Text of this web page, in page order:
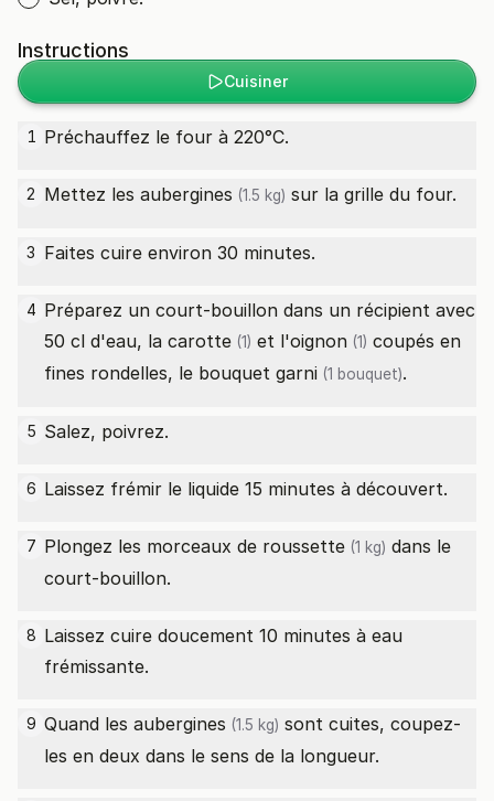
Instructions
Cuisiner
1 Préchauffez le four à 220°C.
2 Mettez les aubergines (1.5 kg) sur la grille du four.
3 Faites cuire environ 30 minutes.
4 Préparez un court-bouillon dans un récipient avec
50 cl d'eau, la carotte (1) et l'oignon (1) coupés en
fines rondelles, le bouquet garni (1 bouquet).
5 Salez, poivrez.
6 Laissez frémir le liquide 15 minutes à découvert.
7 Plongez les morceaux de roussette (1 kg) dans le
court-bouillon.
8 Laissez cuire doucement 10 minutes à eau
frémissante.
9 Quand les aubergines (1.5 kg) sont cuites, coupez-
les en deux dans le sens de la longueur.